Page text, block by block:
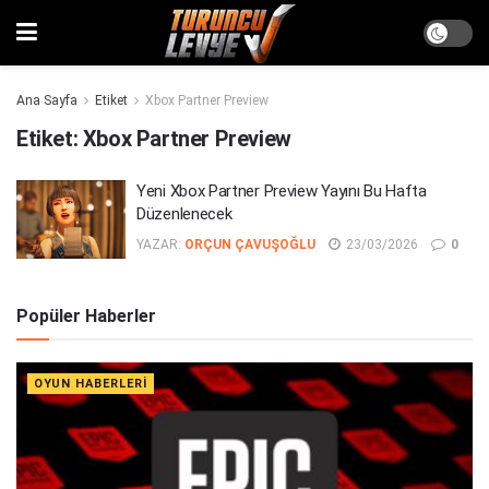
Ana Sayfa Etiket Xbox Partner Preview
Etiket: Xbox Partner Preview
Yeni Xbox Partner Preview Yayını Bu Hafta
Düzenlenecek
YAZAR: ORÇUN ÇAVUŞOĞLU 23/03/2026 0
Popüler Haberler
OYUN HABERLERI